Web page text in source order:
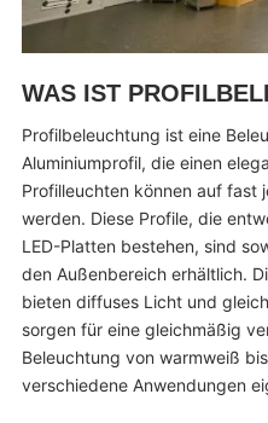
WAS IST
Profilbeleuchtung ist eine
Aluminiumprofil, die einen
Profilleuchten können auf fast
werden. Diese Profile, die
LED-Platten bestehen, sind
den Außenbereich erhältlich.
bieten diffuses Licht und
sorgen für eine gleichmäßig
Beleuchtung von warmweiß
verschiedene Anwendungen